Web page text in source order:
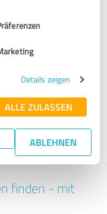
Details zeigen
ALLE ZULASSEN
ABLEHNEN
Events
finden - mit